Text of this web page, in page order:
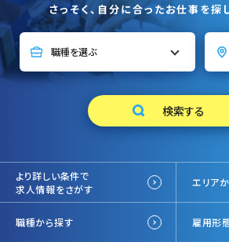
さっそく、自分に合ったお仕事を探
より詳しい条件で
求人情報をさがす
エリア
職種から探す 雇用形